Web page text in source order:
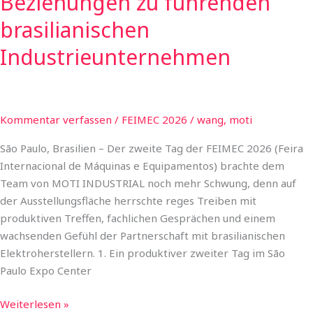
brasilianischen
Industrieunternehmen
Kommentar verfassen / FEIMEC 2026 / wang, moti
São Paulo, Brasilien – Der zweite Tag der FEIMEC 2026 (Feira
Internacional de Máquinas e Equipamentos) brachte dem
Team von MOTI INDUSTRIAL noch mehr Schwung, denn auf
der Ausstellungsfläche herrschte reges Treiben mit
produktiven Treffen, fachlichen Gesprächen und einem
wachsenden Gefühl der Partnerschaft mit brasilianischen
Elektroherstellern. 1. Ein produktiver zweiter Tag im São
Paulo Expo Center
Weiterlesen »